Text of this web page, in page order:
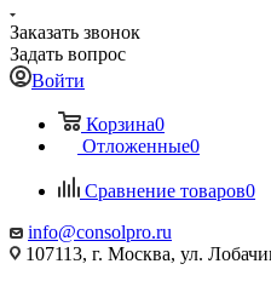
Заказать звонок
Задать вопрос
Войти
Корзина0
Отложенные0
Сравнение товаров0
info@consolpro.ru
107113, г. Москва, ул.